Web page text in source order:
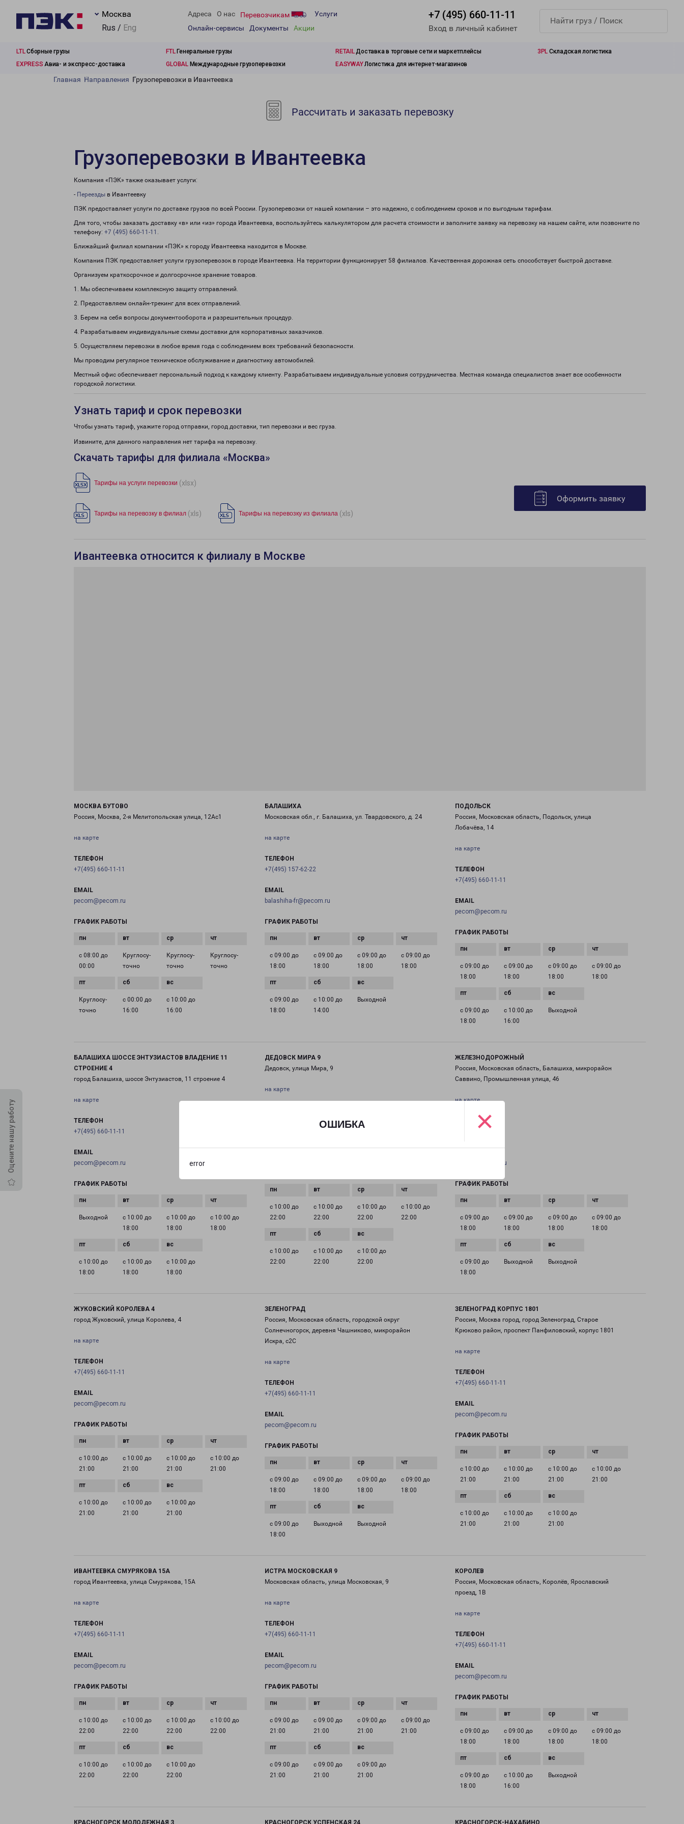
ОШИБКА
error
×
Москва
Rus / Eng
Адреса О нас Перевозчикам
Услуги
Онлайн-сервисы
Документы Акции
+7 (495) 660-11-11
Вход в личный кабинет
LTLСборные грузы FTLГенеральные грузы RETAILДоставка в торговые сети и маркетплейсы 3PL Складская логистика
EXPRESS Авиа- и экспресс-доставка GLOBALМеждународные грузоперевозки EASYWAYЛогистика для интернет-магазинов
Оцените нашу работу
Главная Направления Грузоперевозки в Ивантеевка
Рассчитать и заказать перевозку
Грузоперевозки в Ивантеевка
Компания «ПЭК» также оказывает услуги:
- Переезды в Ивантеевку
ПЭК предоставляет услуги по доставке грузов по всей России. Грузоперевозки от нашей компании – это надежно, с соблюдением сроков и по выгодным тарифам.
Для того, чтобы заказать доставку «в» или «из» города Ивантеевка, воспользуйтесь калькулятором для расчета стоимости и заполните заявку на перевозку на нашем сайте, или позвоните по
телефону: +7 (495) 660-11-11 .
Ближайший филиал компании «ПЭК» к городу Ивантеевка находится в Москве.
Компания ПЭК предоставляет услуги грузоперевозок в городе Ивантеевка. На территории функционирует 58 филиалов. Качественная дорожная сеть способствует быстрой доставке.
Организуем краткосрочное и долгосрочное хранение товаров.
1. Мы обеспечиваем комплексную защиту отправлений.
2. Предоставляем онлайн-трекинг для всех отправлений.
3. Берем на себя вопросы документооборота и разрешительных процедур.
4. Разрабатываем индивидуальные схемы доставки для корпоративных заказчиков.
5. Осуществляем перевозки в любое время года с соблюдением всех требований безопасности.
Мы проводим регулярное техническое обслуживание и диагностику автомобилей.
Местный офис обеспечивает персональный подход к каждому клиенту. Разрабатываем индивидуальные условия сотрудничества. Местная команда специалистов знает все особенности
городской логистики.
Узнать тариф и срок перевозки
Чтобы узнать тариф, укажите город отправки, город доставки, тип перевозки и вес груза.
Извините, для данного направления нет тарифа на перевозку.
Скачать тарифы для филиала «Москва»
Тарифы на услуги перевозки (xlsx)
Тарифы на перевозку в филиал (xls) Тарифы на перевозку из филиала (xls)
Оформить заявку
Ивантеевка относится к филиалу в Москве
МОСКВА БУТОВО
Россия, Москва, 2-я Мелитопольская улица, 12Ас1
на карте
ТЕЛЕФОН
+7(495) 660-11-11
EMAIL
pecom@pecom.ru
ГРАФИК РАБОТЫ
с 08:00 до
00:00
Круглосу­
точно
Круглосу­
точно
Круглосу­
точно
Круглосу­
точно
с 00:00 до
16:00
с 10:00 до
16:00
БАЛАШИХА
Московская обл., г. Балашиха, ул. Твардовского, д. 24
на карте
ТЕЛЕФОН
+7(495) 157-62-22
EMAIL
balashiha-fr@pecom.ru
ГРАФИК РАБОТЫ
с 09:00 до
18:00
с 09:00 до
18:00
с 09:00 до
18:00
с 09:00 до
18:00
с 09:00 до
18:00
с 10:00 до
14:00
Выходной
ПОДОЛЬСК
Россия, Московская область, Подольск, улица
Лобачёва, 14
на карте
ТЕЛЕФОН
+7(495) 660-11-11
EMAIL
pecom@pecom.ru
ГРАФИК РАБОТЫ
с 09:00 до
18:00
с 09:00 до
18:00
с 09:00 до
18:00
с 09:00 до
18:00
с 09:00 до
18:00
с 10:00 до
16:00
Выходной
БАЛАШИХА ШОССЕ ЭНТУЗИАСТОВ ВЛАДЕНИЕ 11
СТРОЕНИЕ 4
город Балашиха, шоссе Энтузиастов, 11 строение 4
на карте
ТЕЛЕФОН
+7(495) 660-11-11
EMAIL
pecom@pecom.ru
ГРАФИК РАБОТЫ
Выходной
с 10:00 до
18:00
с 10:00 до
18:00
с 10:00 до
18:00
с 10:00 до
18:00
с 10:00 до
18:00
с 10:00 до
18:00
ДЕДОВСК МИРА 9
Дедовск, улица Мира, 9
на карте
с 10:00 до
22:00
с 10:00 до
22:00
с 10:00 до
22:00
с 10:00 до
22:00
с 10:00 до
22:00
с 10:00 до
22:00
с 10:00 до
22:00
ЖЕЛЕЗНОДОРОЖНЫЙ
Россия, Московская область, Балашиха, микрорайон
Саввино, Промышленная улица, 46
на карте
ТЕЛЕФОН
pecom@pecom.ru
ГРАФИК РАБОТЫ
с 09:00 до
18:00
с 09:00 до
18:00
с 09:00 до
18:00
с 09:00 до
18:00
с 09:00 до
18:00
Выходной Выходной
ЖУКОВСКИЙ КОРОЛЕВА 4
город Жуковский, улица Королева, 4
на карте
ТЕЛЕФОН
+7(495) 660-11-11
EMAIL
pecom@pecom.ru
ГРАФИК РАБОТЫ
с 10:00 до
21:00
с 10:00 до
21:00
с 10:00 до
21:00
с 10:00 до
21:00
с 10:00 до
21:00
с 10:00 до
21:00
с 10:00 до
21:00
ЗЕЛЕНОГРАД
Россия, Московская область, городской округ
Солнечногорск, деревня Чашниково, микрорайон
Искра, с2С
на карте
ТЕЛЕФОН
+7(495) 660-11-11
EMAIL
pecom@pecom.ru
ГРАФИК РАБОТЫ
с 09:00 до
18:00
с 09:00 до
18:00
с 09:00 до
18:00
с 09:00 до
18:00
с 09:00 до
18:00
Выходной Выходной
ЗЕЛЕНОГРАД КОРПУС 1801
Россия, Москва город, город Зеленоград, Старое
Крюково район, проспект Панфиловский, корпус 1801
на карте
ТЕЛЕФОН
+7(495) 660-11-11
EMAIL
pecom@pecom.ru
ГРАФИК РАБОТЫ
с 10:00 до
21:00
с 10:00 до
21:00
с 10:00 до
21:00
с 10:00 до
21:00
с 10:00 до
21:00
с 10:00 до
21:00
с 10:00 до
21:00
ИВАНТЕЕВКА СМУРЯКОВА 15А
город Ивантеевка, улица Смурякова, 15А
на карте
ТЕЛЕФОН
+7(495) 660-11-11
EMAIL
pecom@pecom.ru
ГРАФИК РАБОТЫ
с 10:00 до
22:00
с 10:00 до
22:00
с 10:00 до
22:00
с 10:00 до
22:00
с 10:00 до
22:00
с 10:00 до
22:00
с 10:00 до
22:00
ИСТРА МОСКОВСКАЯ 9
Московская область, улица Московская, 9
на карте
ТЕЛЕФОН
+7(495) 660-11-11
EMAIL
pecom@pecom.ru
ГРАФИК РАБОТЫ
с 09:00 до
21:00
с 09:00 до
21:00
с 09:00 до
21:00
с 09:00 до
21:00
с 09:00 до
21:00
с 09:00 до
21:00
с 09:00 до
21:00
КОРОЛЕВ
Россия, Московская область, Королёв, Ярославский
проезд, 1В
на карте
ТЕЛЕФОН
+7(495) 660-11-11
EMAIL
pecom@pecom.ru
ГРАФИК РАБОТЫ
с 09:00 до
18:00
с 09:00 до
18:00
с 09:00 до
18:00
с 09:00 до
18:00
с 09:00 до
18:00
с 10:00 до
16:00
Выходной
КРАСНОГОРСК МОЛОДЕЖНАЯ 3 КРАСНОГОРСК УСПЕНСКАЯ 24 КРАСНОГОРСК-НАХАБИНО